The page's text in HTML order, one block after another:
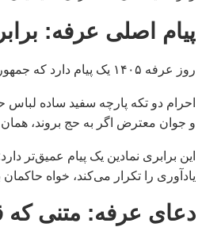
پیام اصلی عرفه:
روز عرفه ۱۴۰۵ یک پیام دارد که جمهوری اسلامی هرگز صریح بیانش نمی‌کند: در عرفات همه یک لباس می‌پوشند.
احرام دو تکه پارچه سفید ساده
و جوان معترض اگر به حج بروند،
این برابری نمادین یک پیام عمیق‌تر
یادآوری را تکرار می‌کند، خواه حاکمان
دعای عرفه: متنی